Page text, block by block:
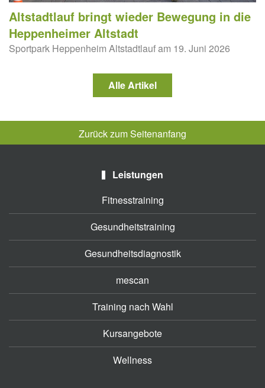
Altstadtlauf bringt wieder Bewegung in die
Heppenheimer Altstadt
Sportpark Heppenheim Altstadtlauf am 19. Juni 2026
Alle Artikel
Zurück zum Seitenanfang
Leistungen
Fitnesstraining
Gesundheitstraining
Gesundheitsdiagnostik
mescan
Training nach Wahl
Kursangebote
Wellness